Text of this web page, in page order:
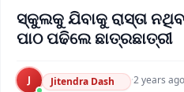
Argus Health
Argus
ସ୍କୁଲକୁ ଯିବାକୁ ରାସ୍ତା
ପାଠ ପଢିଲେ ଛାତ୍ରଛାତ୍ରୀ
J Jitendra Dash ·2 years ago